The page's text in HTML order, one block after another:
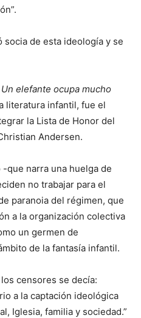
de esta ideología y se
Un elefante ocupa mucho
literatura infantil, fue el
la Lista de Honor del
Andersen.
que narra una huelga de
no trabajar para el
paranoia del régimen, que
a la organización colectiva
un germen de
de la fantasía infantil.
censores se decía:
a la captación ideológica
Iglesia, familia y sociedad.”